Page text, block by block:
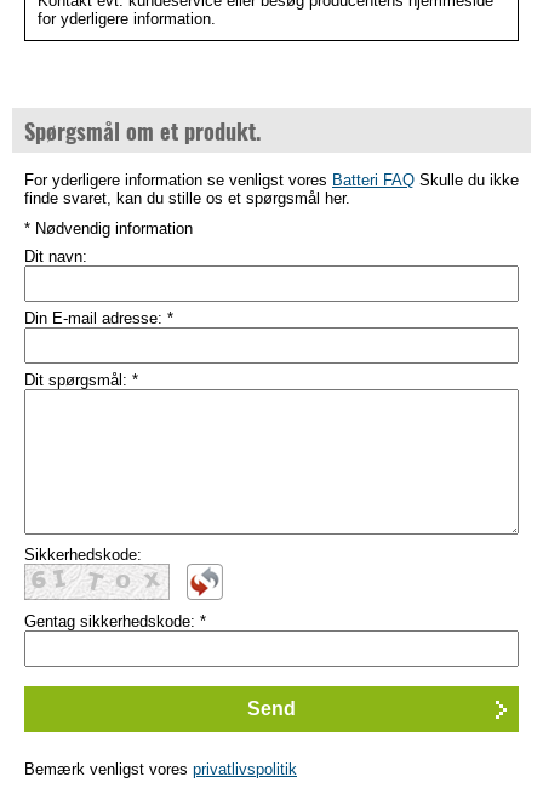
for yderligere information.
Spørgsmål om et produkt.
For yderligere information se venligst vores Batteri FAQ Skulle du ikke
finde svaret, kan du stille os et spørgsmål her.
* Nødvendig information
Dit navn:
Din E-mail adresse: *
Dit spørgsmål: *
Sikkerhedskode:
Gentag sikkerhedskode: *
Bemærk venligst vores privatlivspolitik